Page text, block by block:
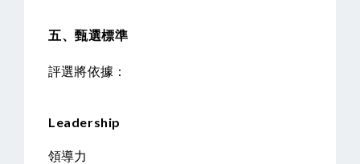
五、甄選標準
評選將依據：
Leadership
領導力